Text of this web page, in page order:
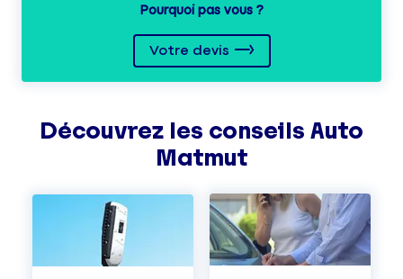
Pourquoi pas vous ?
Votre devis
Découvrez les conseils Auto
Matmut